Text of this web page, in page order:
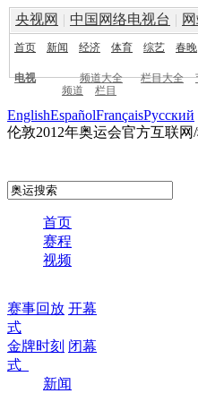
央视网 | 中国网络电视台 |
首页 新闻 经济 体育 综艺 春晚
电视 频道大全 栏目大全
频道
栏目
EnglishEspañolFrançaisPусский
伦敦2012年奥运会官方互联
首页
赛程
视频
赛事回放 开幕
式
金牌时刻 闭幕
式
新闻